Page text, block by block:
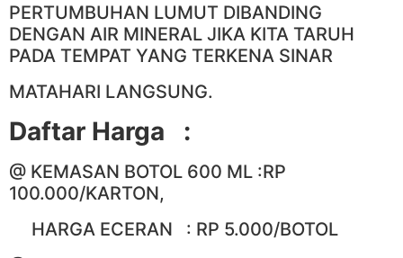
PERTUMBUHAN LUMUT DIBANDING
DENGAN AIR MINERAL JIKA KITA TARUH
PADA TEMPAT YANG TERKENA SINAR
MATAHARI LANGSUNG.
Daftar Harga :
@ KEMASAN BOTOL 600 ML :RP
100.000/KARTON,
HARGA ECERAN : RP 5.000/BOTOL